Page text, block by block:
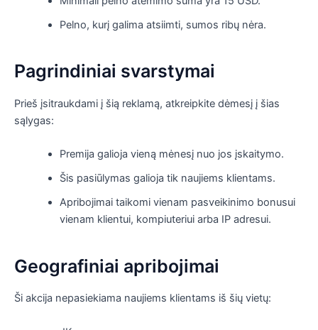
Pelno, kurį galima atsiimti, sumos ribų nėra.
Pagrindiniai svarstymai
Prieš įsitraukdami į šią reklamą, atkreipkite dėmesį į šias
sąlygas:
Premija galioja vieną mėnesį nuo jos įskaitymo.
Šis pasiūlymas galioja tik naujiems klientams.
Apribojimai taikomi vienam pasveikinimo bonusui
vienam klientui, kompiuteriui arba IP adresui.
Geografiniai apribojimai
Ši akcija nepasiekiama naujiems klientams iš šių vietų: